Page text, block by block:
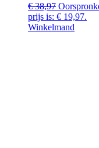
€38,97
prijs is: € 19,97.
Winkelmand